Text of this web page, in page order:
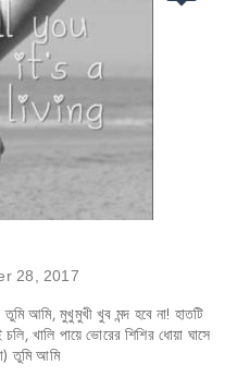
28, 2017
আমি, মুখুমুখী খুব মন্দ হবে না! হাতটি
খালি পায়ে ভোরের শিশির ধোয়া ঘাসে
তুমি আমি